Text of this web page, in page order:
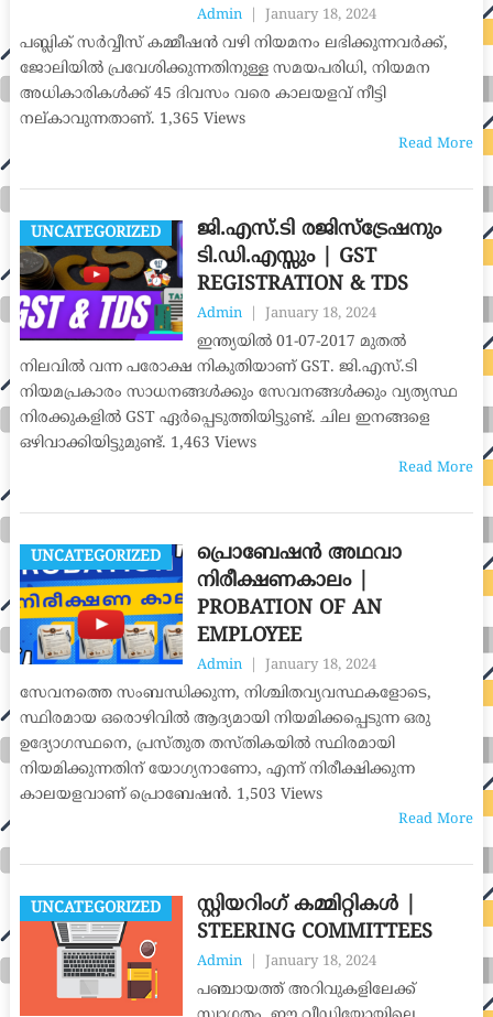
Admin January 18, 2024
പബ്ലിക് സർവ്വീസ് കമ്മീഷൻ വഴി നിയമനം ലഭിക്കുന്നവർക്ക്,
ജോലിയിൽ പ്രവേശിക്കുന്നതിനുള്ള സമയപരിധി, നിയമന
അധികാരികൾക്ക് 45 ദിവസം വരെ കാലയളവ് നീട്ടി
നല്കാവുന്നതാണ്. 1,365 Views
Read More
UNCATEGORIZED
ജി.എസ്.ടി രജിസ്ട്രേഷനും
ടി.ഡി.എസ്സും | GST
REGISTRATION & TDS
Admin January 18, 2024
ഇന്ത്യയിൽ 01-07-2017 മുതൽ
നിലവിൽ വന്ന പരോക്ഷ നികുതിയാണ് GST. ജി.എസ്.ടി
നിയമപ്രകാരം സാധനങ്ങൾക്കും സേവനങ്ങൾക്കും വ്യത്യസ്ഥ
നിരക്കുകളിൽ GST ഏർപ്പെടുത്തിയിട്ടുണ്ട്. ചില ഇനങ്ങളെ
ഒഴിവാക്കിയിട്ടുമുണ്ട്. 1,463 Views
Read More
UNCATEGORIZED
പ്രൊബേഷൻ അഥവാ
നിരീക്ഷണകാലം |
PROBATION OF AN
EMPLOYEE
Admin January 18, 2024
സേവനത്തെ സംബന്ധിക്കുന്ന, നിശ്ചിതവ്യവസ്ഥകളോടെ,
സ്ഥിരമായ ഒരൊഴിവിൽ ആദ്യമായി നിയമിക്കപ്പെടുന്ന ഒരു
ഉദ്യോഗസ്ഥനെ, പ്രസ്തുത തസ്തികയിൽ സ്ഥിരമായി
നിയമിക്കുന്നതിന് യോഗ്യനാണോ, എന്ന് നിരീക്ഷിക്കുന്ന
കാലയളവാണ് പ്രൊബേഷൻ. 1,503 Views
Read More
UNCATEGORIZED
സ്റ്റിയറിംഗ് കമ്മിറ്റികൾ |
STEERING COMMITTEES
Admin January 18, 2024
പഞ്ചായത്ത് അറിവുകളിലേക്ക്